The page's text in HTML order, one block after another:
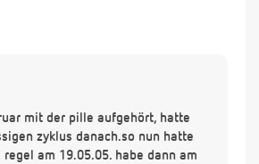
mit der pille aufgehört, hatte
zyklus danach.so nun hatte
am 19.05.05. habe dann am